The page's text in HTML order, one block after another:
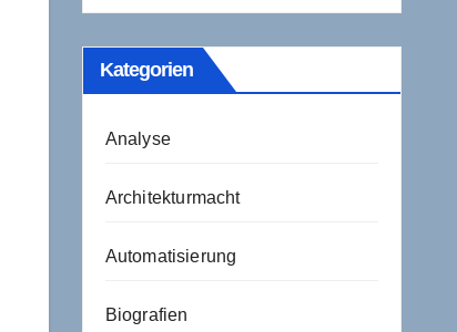
Kategorien
Analyse
Architekturmacht
Automatisierung
Biografien